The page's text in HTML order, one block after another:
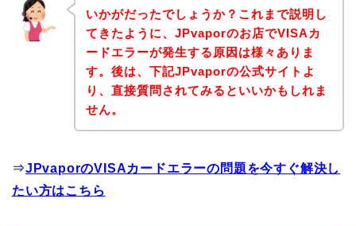
いかがだったでしょうか？これまで説明し
てきたように、JPvaporのお店でVISAカ
ードエラーが発生する原因は様々ありま
す。後は、下記JPvaporの公式サイトよ
り、直接質問されてみるといいかもしれま
せん。
⇒JPvaporのVISAカードエラーの問題を今すぐ解決し
たい方はこちら